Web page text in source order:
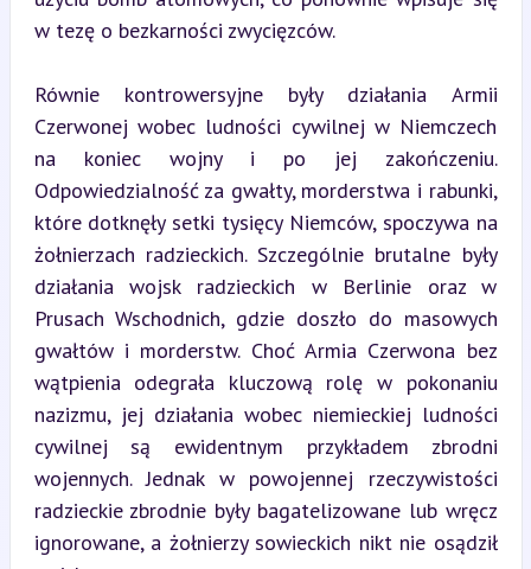
w tezę o bezkarności zwycięzców.
Równie kontrowersyjne były działania Armii
Czerwonej wobec ludności cywilnej w Niemczech
na koniec wojny i po jej zakończeniu.
Odpowiedzialność za gwałty, morderstwa i rabunki,
które dotknęły setki tysięcy Niemców, spoczywa na
żołnierzach radzieckich. Szczególnie brutalne były
działania wojsk radzieckich w Berlinie oraz w
Prusach Wschodnich, gdzie doszło do masowych
gwałtów i morderstw. Choć Armia Czerwona bez
wątpienia odegrała kluczową rolę w pokonaniu
nazizmu, jej działania wobec niemieckiej ludności
cywilnej są ewidentnym przykładem zbrodni
wojennych. Jednak w powojennej rzeczywistości
radzieckie zbrodnie były bagatelizowane lub wręcz
ignorowane, a żołnierzy sowieckich nikt nie osądził